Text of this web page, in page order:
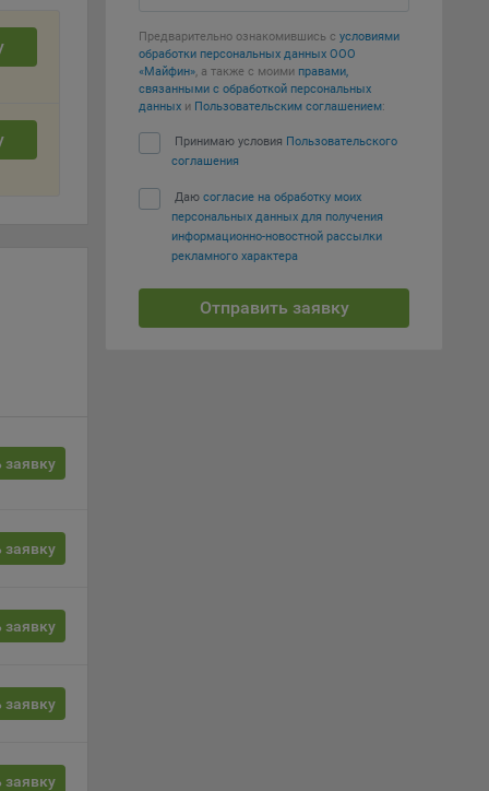
если
заявку
заявку
заявку
заявку
заявку
Предварительно ознакомившись с условиями
обработки персональных данных ООО
«Майфин», а также с моими правами,
связанными с обработкой персональных
данных и Пользовательским соглашением:
Принимаю условия Пользовательского
соглашения
Даю согласие на обработку моих
персональных данных для получения
информационно-новостной рассылки
рекламного характера
Отправить заявку